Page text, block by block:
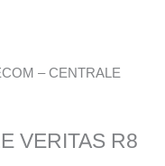
– CENTRALE
VERITAS R8